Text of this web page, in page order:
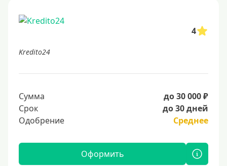
4
Kredito24
Сумма
до 30 000 ₽
Срок
до 30 дней
Одобрение
Среднее
Оформить